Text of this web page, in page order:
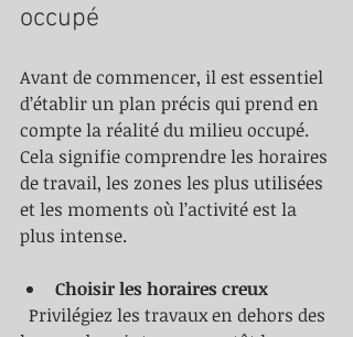
occupé
Avant de commencer, il est essentiel
d’établir un plan précis qui prend en
compte la réalité du milieu occupé.
Cela signifie comprendre les horaires
de travail, les zones les plus utilisées
et les moments où l’activité est la
plus intense.
Choisir les horaires creux